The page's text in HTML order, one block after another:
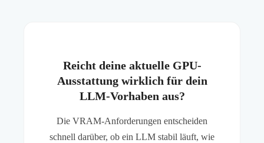
Reicht deine aktuelle GPU-
Ausstattung wirklich für dein
LLM-Vorhaben aus?
Die VRAM-Anforderungen entscheiden
schnell darüber, ob ein LLM stabil läuft, wie